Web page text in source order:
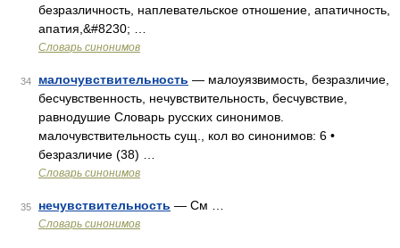
безразличность, наплевательское отношение, апатичность,
апатия,&#8230; …
Словарь синонимов
34 малочувствительность — малоуязвимость, безразличие,
бесчувственность, нечувствительность, бесчувствие,
равнодушие Словарь русских синонимов.
малочувствительность сущ., кол во синонимов: 6 •
безразличие (38) …
Словарь синонимов
35 нечувствительность — См …
Словарь синонимов